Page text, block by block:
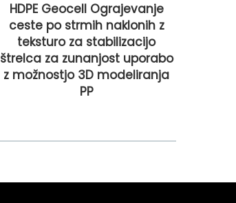
HDPE Geocell Ograjevanje
ceste po strmih naklonih z
teksturo za stabilizacijo
štrelca za zunanjost uporabo
z možnostjo 3D modeliranja
PP